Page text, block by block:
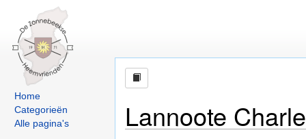
Home
Categorieën
Alle pagina's
Lannoote